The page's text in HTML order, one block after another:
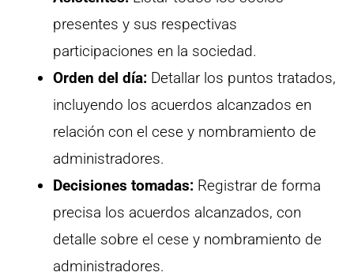
presentes y sus respectivas
participaciones en la sociedad.
Orden del día: Detallar los puntos tratados,
incluyendo los acuerdos alcanzados en
relación con el cese y nombramiento de
administradores.
Decisiones tomadas: Registrar de forma
precisa los acuerdos alcanzados, con
detalle sobre el cese y nombramiento de
administradores.